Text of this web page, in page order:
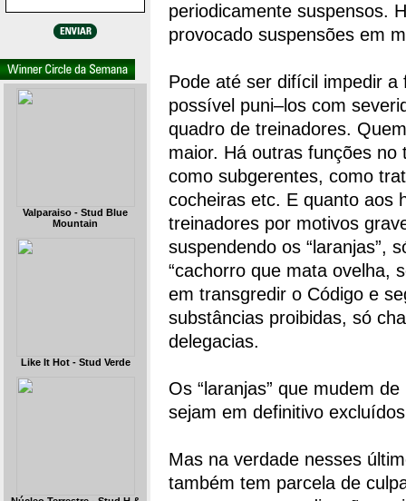
Valparaiso - Stud Blue
Mountain
Like It Hot - Stud Verde
periodicamente suspensos.
provocado suspensões em
Pode até ser difícil impedir a
possível puni–los com
quadro de treinadores.
maior. Há outras funções no
como subgerentes, como
cocheiras etc. E quanto aos
treinadores por motivos
suspendendo os “laranjas”,
“cachorro que mata ovelha,
em transgredir o Código e
substâncias proibidas, só
delegacias.
Os “laranjas” que mudem
sejam em definitivo
Mas na verdade nesses
também tem parcela de